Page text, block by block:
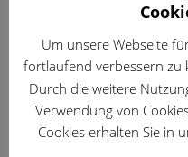
Um unsere Webseite
fortlaufend verbessern zu
Durch die weitere
Verwendung von
Cookies erhalten Sie in